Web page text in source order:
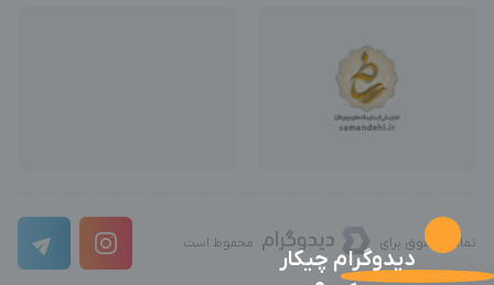
تمامی حقوق برای محفوظ است
دیدوگرام چیکار